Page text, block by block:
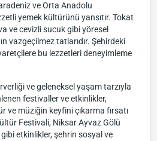
ve Orta Anadolu
yemek kültürünü yansıtır. Tokat
ve cevizli sucuk gibi yöresel
vazgeçilmez tatlarıdır. Şehirdeki
bu lezzetleri deneyimleme
ve geleneksel yaşam tarzıyla
festivaller ve etkinlikler,
ve müziğin keyfini çıkarma fırsatı
Festivali, Niksar Ayvaz Gölü
etkinlikler, şehrin sosyal ve